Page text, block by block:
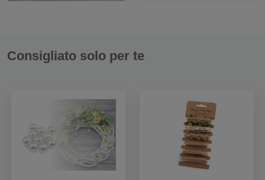
Consigliato solo per te